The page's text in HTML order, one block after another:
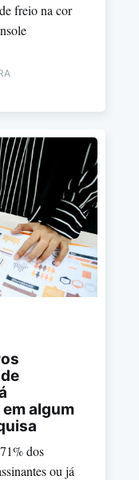
freio na cor
algum
dos
ou já